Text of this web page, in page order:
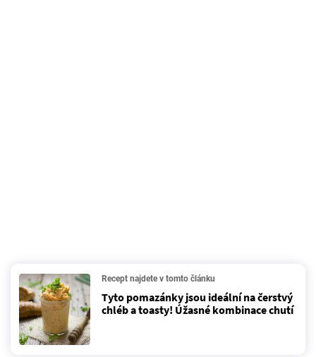
Recept najdete v tomto článku
Tyto pomazánky jsou ideální na čerstvý
chléb a toasty! Úžasné kombinace chutí